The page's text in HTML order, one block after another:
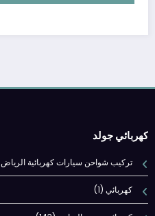
كهربائي جولد
تركيب شواحن سيارات كهربائية الرياض
كهربائي (1)